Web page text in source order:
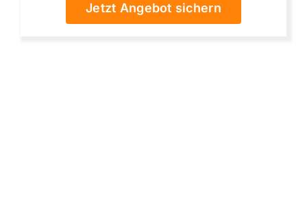
Jetzt Angebot sichern